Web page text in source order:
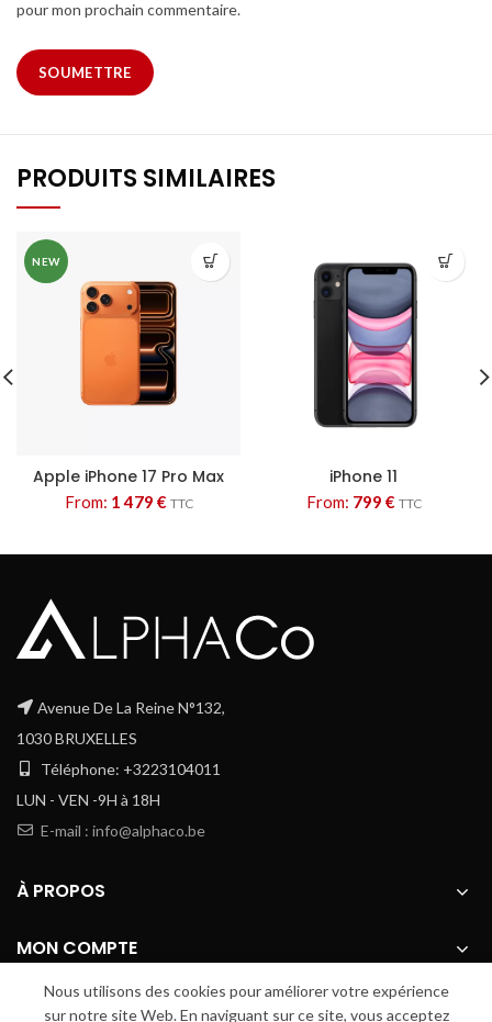
pour mon prochain commentaire.
PRODUITS SIMILAIRES
NEW
Apple iPhone 17 Pro Max
From: 1 479 € TTC
iPhone 11
From: 799 € TTC
Avenue De La Reine N°132,
1030 BRUXELLES
Téléphone: +3223104011
LUN - VEN -9H à 18H
E-mail : info@alphaco.be
À PROPOS
MON COMPTE
RESTEZ CONNECTÉS
Nous utilisons des cookies pour améliorer votre expérience
sur notre site Web. En naviguant sur ce site, vous acceptez